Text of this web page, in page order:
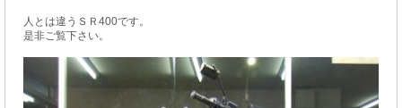
人とは違うＳＲ400です。
是非ご覧下さい。